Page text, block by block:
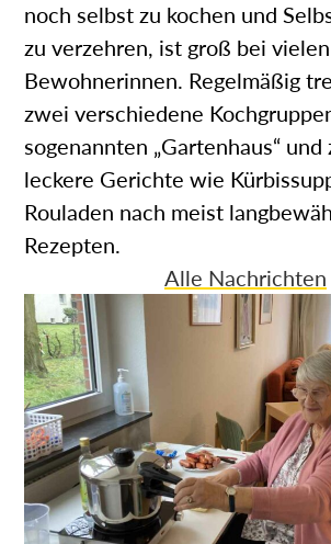
noch selbst zu kochen und
zu verzehren, ist groß bei vielen
Bewohnerinnen. Regelmäßig
zwei verschiedene
sogenannten „Gartenhaus“ und
leckere Gerichte wie
Rouladen nach meist
Rezepten.
Alle Nachrichten